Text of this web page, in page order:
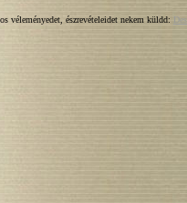
véleményedet, észrevételeidet nekem küldd: Des